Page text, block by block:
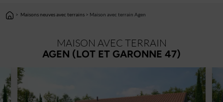
> Maisons neuves avec terrains > Maison avec terrain Agen
MAISON AVEC TERRAIN
AGEN (LOT ET GARONNE 47)